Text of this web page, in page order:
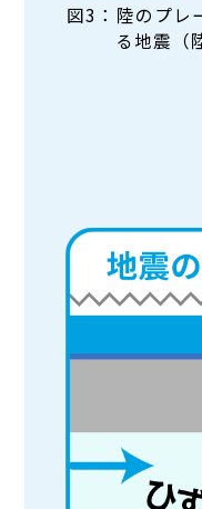
図3：陸のプレ
る地震（